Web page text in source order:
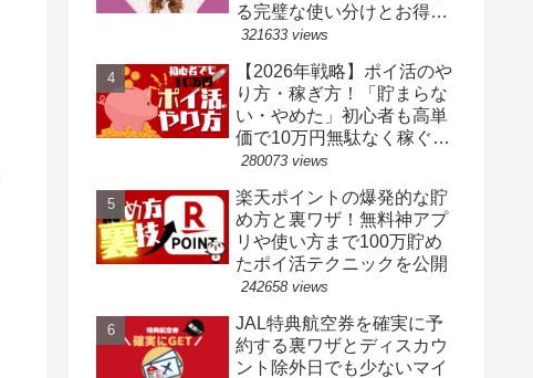
る完璧な使い分けとお得な
裏ワザ
321633 views
【2026年戦略】ポイ活のや
り方・稼ぎ方！「貯まらな
い・やめた」初心者も高単
価で10万円無駄なく稼ぐ完
全ロードマップ
280073 views
楽天ポイントの爆発的な貯
め方と裏ワザ！無料神アプ
リや使い方まで100万貯め
たポイ活テクニックを公開
242658 views
JAL特典航空券を確実に予
約する裏ワザとディスカウ
ント除外日でも少ないマイ